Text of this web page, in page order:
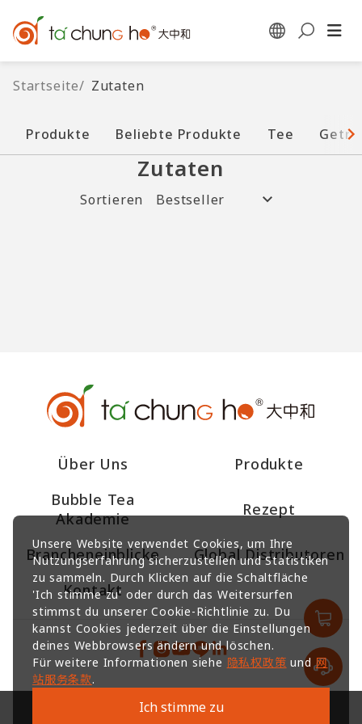
Startseite/ Zutaten
Produkte Beliebte Produkte Tee
Zutaten
Sortieren
Über Uns
Produkte
Bubble Tea
Akademie
Rezept
Brancheneinblicke
Global Distributoren
Kontakt
Unsere Website verwendet Cookies, um Ihre
Nutzungserfahrung sicherzustellen und Statistiken
zu sammeln. Durch Klicken auf die Schaltfläche
'Ich stimme zu' oder durch das Weitersurfen
stimmst du unserer Cookie-Richtlinie zu. Du
kannst Cookies jederzeit über die Einstellungen
deines Webbrowsers ändern und löschen.
Für weitere Informationen siehe 隐私权政策 und网
站服务条款.
Ich stimme zu